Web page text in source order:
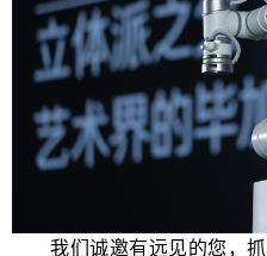
我们诚邀有远见的您，